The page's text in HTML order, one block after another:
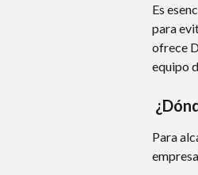
Es
para
ofrece
equipo
Para